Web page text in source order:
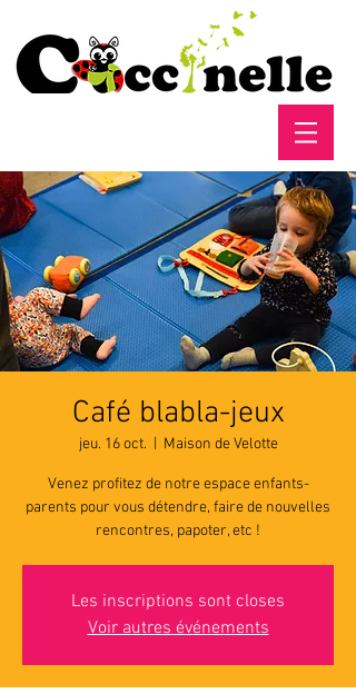
Café blabla-jeux
jeu. 16 oct. Maison de Velotte
Venez profitez de notre espace enfants-
parents pour vous détendre, faire de nouvelles
rencontres, papoter, etc !
Les inscriptions sont closes
Voir autres événements